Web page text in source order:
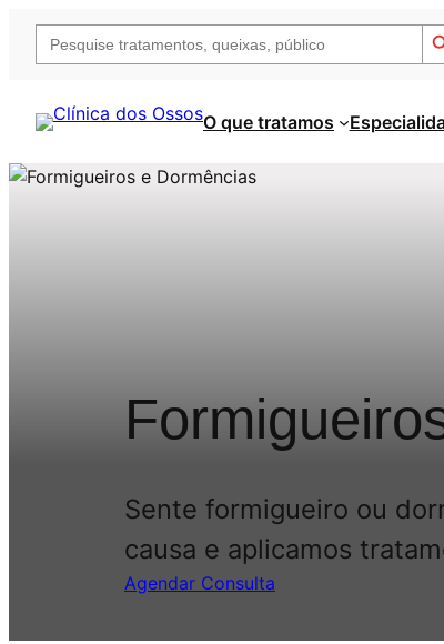
Saltar
conteúdo
Search
for:
Search
O que tratamos
Sente formigueiro ou
causa e aplicamos
Agendar Consulta